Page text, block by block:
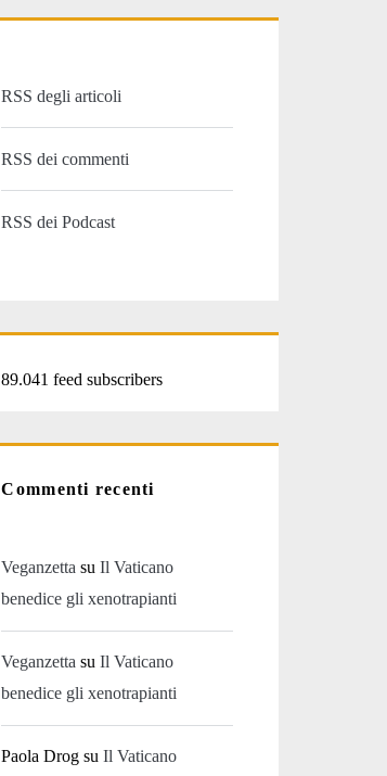
RSS degli articoli
RSS dei commenti
RSS dei Podcast
89.041 feed subscribers
Commenti recenti
Veganzetta suIl Vaticano
benedice gli xenotrapianti
Veganzetta suIl Vaticano
benedice gli xenotrapianti
Paola Drog suIl Vaticano